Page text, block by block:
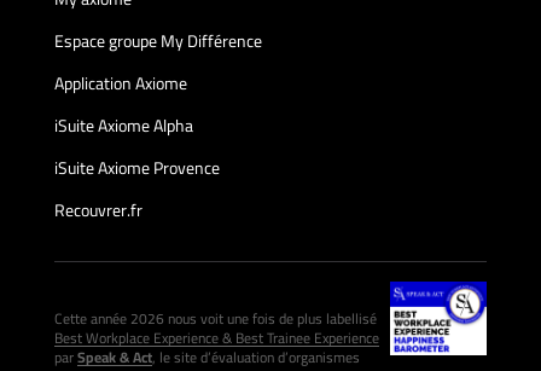
Espace groupe My Différence
Application Axiome
iSuite Axiome Alpha
iSuite Axiome Provence
Recouvrer.fr
Cette année 2026 nous voit une fois de plus labellisé
Best Workplace Experience & Best Trainee Experience
parSpeak & Act, le site d’évaluation d’organismes